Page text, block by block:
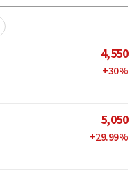
4,550
+30%
5,050
+29.99%